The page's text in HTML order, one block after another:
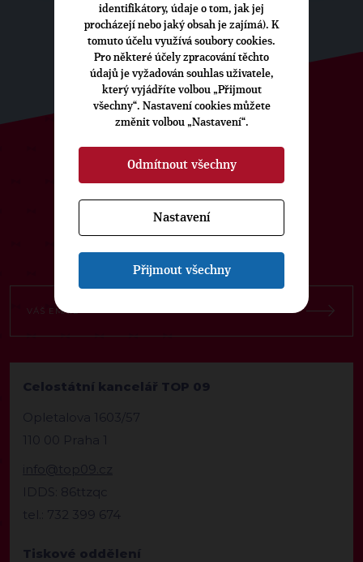
ODEBÍREJTE NÁŠ TOPOVÝ
NEWSLETTER
Celostátní kancelář TOP 09
Opletalova 1603/57
110 00 Praha 1
info@top09.cz
IDDS: 86ttzqc
tel.: 732 399 674
Tiskové oddělení
identifikátory, údaje o tom, jak jej
procházejí nebo jaký obsah je zajímá). K
tomuto účelu využívá soubory cookies.
Pro některé účely zpracování těchto
údajů je vyžadován souhlas uživatele,
který vyjádříte volbou „Přijmout
všechny“. Nastavení cookies můžete
změnit volbou „Nastavení“.
Odmítnout všechny
Nastavení
Přijmout všechny